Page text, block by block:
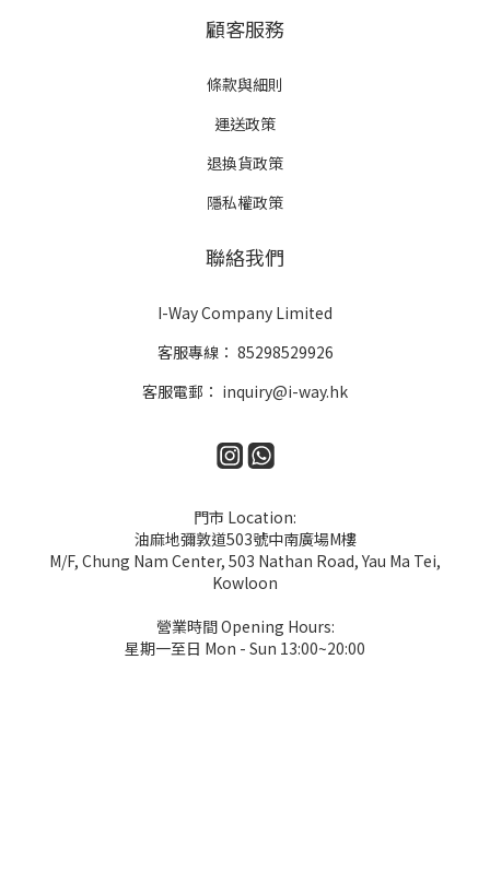
顧客服務
條款與細則
運送政策
退換貨政策
隱私權政策
聯絡我們
I-Way Company Limited
客服專線： 85298529926
客服電郵： inquiry@i-way.hk
門市 Location:
油麻地彌敦道503號中南廣場M樓
M/F, Chung Nam Center, 503 Nathan Road, Yau Ma Tei,
Kowloon
營業時間 Opening Hours:
星期一至日 Mon - Sun 13:00~20:00